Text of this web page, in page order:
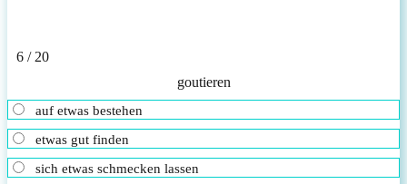
6 / 20
gou­tie­ren
auf etwas bestehen
etwas gut finden
sich etwas schmecken lassen